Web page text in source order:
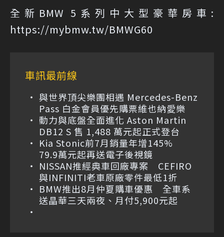
全新BMW 5系列中大型豪華房車:
https://mybmw.tw/BMWG60
車訊最前線
與世界頂尖樂團相遇 Mercedes-Benz
Pass 白金會員優先購票維也納愛樂
動力與底盤全面進化 Aston Martin
DB12 S 售 1,488 萬元起正式登台
Kia Stonic前7月銷量年增145%
79.9萬元起再送電子後視鏡
NISSAN推經典車回廠專案 CEFIRO
與INFINITI老車原廠零件最低1折
BMW推出8月仲夏購車優惠 全車系
送晶華三天兩夜、月付5,900元起